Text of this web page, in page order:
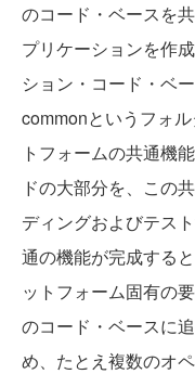
のコード・ベースを
プリケーションを作
ション・コード・ベ
commonというフォ
トフォームの共通機
ドの大部分を、この
ディングおよびテス
通の機能が完成する
ットフォーム固有の
のコード・ベースに
め、たとえ複数のオ